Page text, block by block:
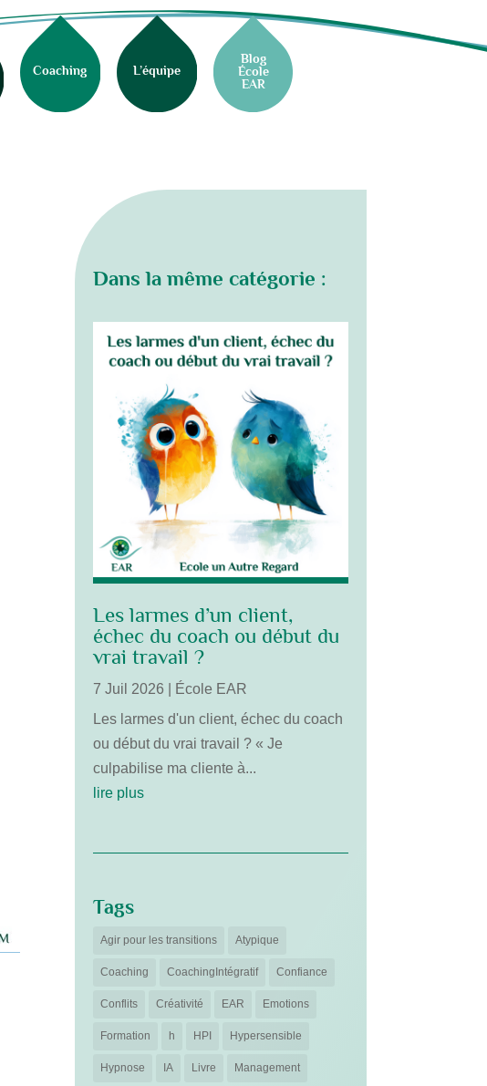
Coaching L’équipe
Blog
École
EAR
Dans la même catégorie :
Les larmes d’un client,
échec du coach ou début du
vrai travail ?
7 Juil 2026
École EAR
Les larmes d'un client, échec du coach
ou début du vrai travail ? « Je
culpabilise ma cliente à...
lire plus
Tags
Agir pour les transitions Atypique
Coaching CoachingIntégratif Confiance
Conflits Créativité EAR Emotions
Formation h HPI Hypersensible
Hypnose IA Livre Management